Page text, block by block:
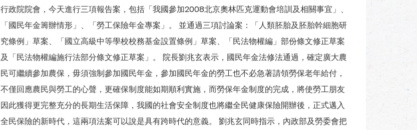
行政院院會，今天進行三項報告案，包括「我國參加2008北京奧林匹克運動會培訓及相關事宜」、
「國民年金籌辦情形」、「勞工保險年金專案」。 並通過三項討論案：「人類胚胎及胚胎幹細胞研
究條例」草案、「國立高級中等學校校務基金設置條例」草案、「民法物權編」部份條文修正草案
及「民法物權編施行法部分條文修正草案」。 院長劉兆玄表示，國民年金法修法通過，確定廣大農
民可繼續參加農保，毋須強制參加國民年金，參加國民年金的勞工也不必急著請領勞保老年給付，
不僅回應農民與勞工的心聲，更確保制度能如期順利實施，而勞保年金制度的完成，將使勞工朋友
因此獲得更完整充分的長期生活保障，我國的社會安全制度也將繼全民健康保險開辦後，正式邁入
全民保險的新時代，這兩項法案可以說是具有跨時代的意義。 劉兆玄同時指示，內政部及勞委會把